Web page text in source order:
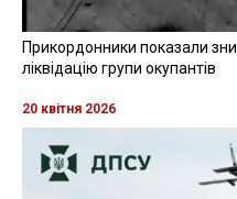
Прикордонники показали
ліквідацію групи окупантів
20 квітня 2026